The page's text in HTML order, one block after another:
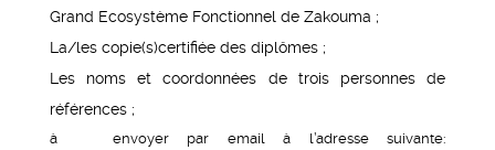
Grand Ecosystème Fonctionnel de Zakouma ;
La/les copie(s)certifiée des diplômes ;
Les noms et coordonnées de trois personnes de
références ;
à envoyer par email à l’adresse suivante: